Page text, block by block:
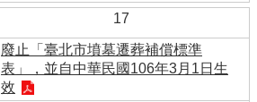
17
廢止「臺北市墳墓遷葬補償標準
表」，並自中華民國106年3月1日生
效